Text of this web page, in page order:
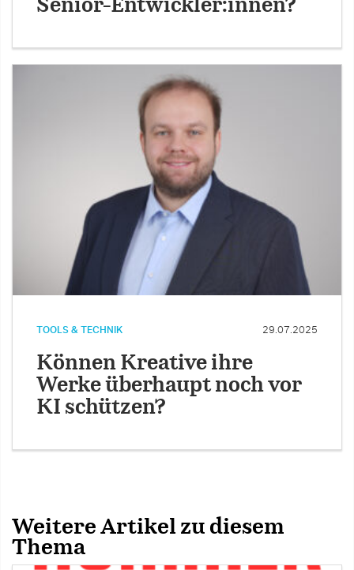
Senior-Entwickler:innen?
TOOLS & TECHNIK 29.07.2025
Können Kreative ihre
Werke überhaupt noch vor
KI schützen?
Weitere Artikel zu diesem
Thema